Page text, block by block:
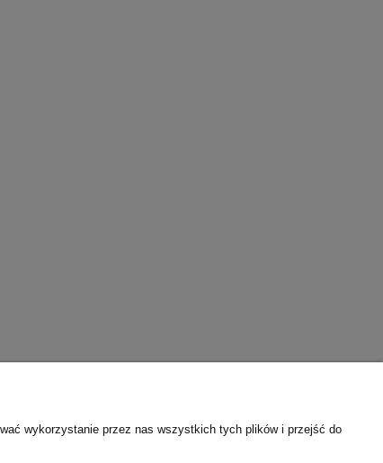
wykorzystanie przez nas wszystkich tych plików i przejść do